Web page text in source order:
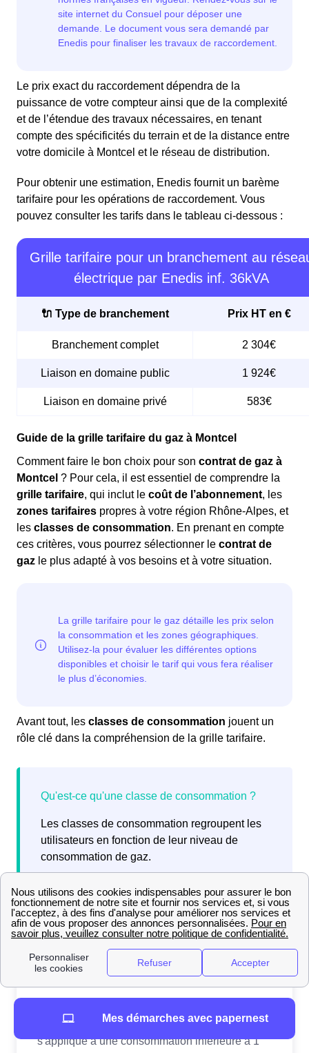
Le prix exact du raccordement dépendra de la
puissance de votre compteur ainsi que de la complexité
et de l’étendue des travaux nécessaires, en tenant
compte des spécificités du terrain et de la distance entre
votre domicile à Montcel et le réseau de distribution.
Pour obtenir une estimation, Enedis fournit un barème
tarifaire pour les opérations de raccordement. Vous
pouvez consulter les tarifs dans le tableau ci-dessous :
Grille tarifaire pour un branchement au
électrique par Enedis inf. 36kVA
🔌 Type de branchement Prix HT en €
Branchement complet 2 304€
Liaison en domaine public 1 924€
Liaison en domaine privé 583€
Guide de la grille tarifaire du gaz à Montcel
Comment faire le bon choix pour son contrat de gaz à
Montcel ? Pour cela, il est essentiel de comprendre la
grille tarifaire, qui inclut le coût de l’abonnement, les
zones tarifaires propres à votre région Rhône-Alpes, et
les classes de consommation. En prenant en compte
ces critères, vous pourrez sélectionner le contrat de
gaz le plus adapté à vos besoins et à votre situation.
Avant tout, les classes de consommation jouent un
rôle clé dans la compréhension de la grille tarifaire.
Les classes de consommation regroupent les
utilisateurs en fonction de leur niveau de
consommation de gaz.
Mes démarches avec papernest